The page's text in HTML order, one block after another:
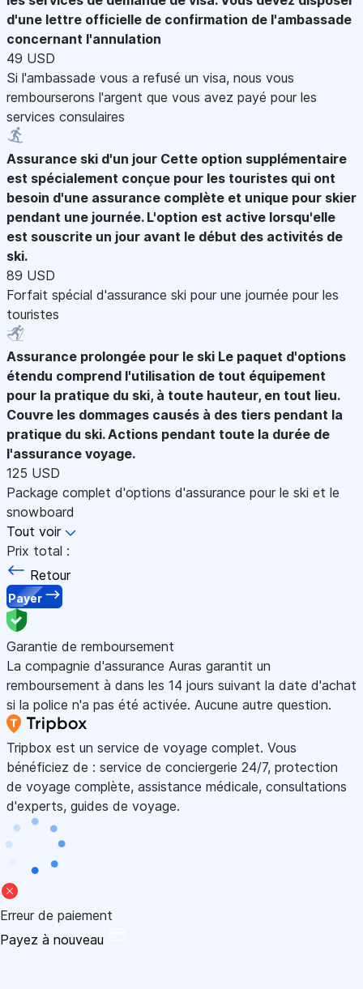
d'une lettre officielle de confirmation de l'ambassade
concernant l'annulation
49 USD
Si l'ambassade vous a refusé un visa, nous vous
rembourserons l'argent que vous avez payé pour les
services consulaires
Assurance ski d'un jour Cette option supplémentaire
est spécialement conçue pour les touristes qui ont
besoin d'une assurance complète et unique pour skier
pendant une journée. L'option est active lorsqu'elle
est souscrite un jour avant le début des activités de
ski.
89 USD
Forfait spécial d'assurance ski pour une journée pour les
touristes
Assurance prolongée pour le ski Le paquet d'options
étendu comprend l'utilisation de tout équipement
pour la pratique du ski, à toute hauteur, en tout lieu.
Couvre les dommages causés à des tiers pendant la
pratique du ski. Actions pendant toute la durée de
l'assurance voyage.
125 USD
Package complet d'options d'assurance pour le ski et le
snowboard
Tout voir
Prix total :
Retour
Payer
Garantie de remboursement
La compagnie d'assurance Auras garantit un
remboursement à dans les 14 jours suivant la date d'achat
si la police n'a pas été activée. Aucune autre question.
Tripbox est un service de voyage complet. Vous
bénéficiez de : service de conciergerie 24/7, protection
de voyage complète, assistance médicale, consultations
d'experts, guides de voyage.
Erreur de paiement
Payez à nouveau